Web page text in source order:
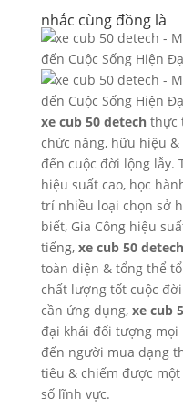
nhắc cùng đồng là
xe cub 50 detechthực
chức năng, hữu hiệu
đến cuộc đời lộng lẫy.
hiệu suất cao, học
trí nhiều loại chọn sở
biết, Gia Công hiệu
tiếng, xe cub 50 detech
toàn diện & tổng thể
chất lượng tốt cuộc
cần ứng dụng, xe cub
đại khái đối tượng
đến người mua dạng
tiêu & chiếm được
số lĩnh vực.